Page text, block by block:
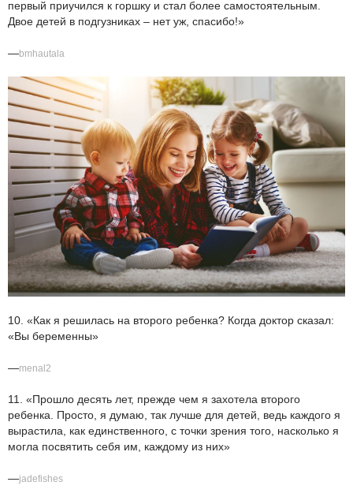
первый приучился к горшку и стал более самостоятельным.
Двое детей в подгузниках – нет уж, спасибо!»
—bmhautala
10. «Как я решилась на второго ребенка? Когда доктор сказал:
«Вы беременны»
—menal2
11. «Прошло десять лет, прежде чем я захотела второго
ребенка. Просто, я думаю, так лучше для детей, ведь каждого я
вырастила, как единственного, с точки зрения того, насколько я
могла посвятить себя им, каждому из них»
—jadefishes